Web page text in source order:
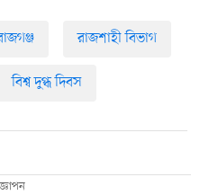
রাজশাহী বিভাগ
বিশ্ব দুগ্ধ দিবস